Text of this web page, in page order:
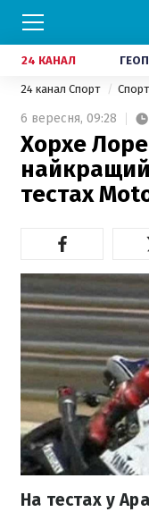
24 КАНАЛ
24 канал Спорт Спорт
6 вересня, 09:28
Хорхе
найкращий
тестах
На тестах у